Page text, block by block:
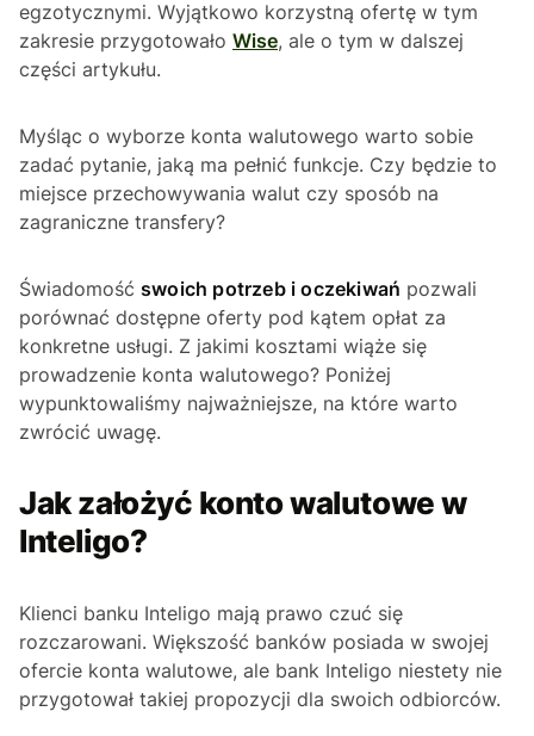
egzotycznymi. Wyjątkowo korzystną ofertę w tym
zakresie przygotowało Wise, ale o tym w dalszej
części artykułu.
Myśląc o wyborze konta walutowego warto sobie
zadać pytanie, jaką ma pełnić funkcje. Czy będzie to
miejsce przechowywania walut czy sposób na
zagraniczne transfery?
Świadomość swoich potrzeb i oczekiwań pozwali
porównać dostępne oferty pod kątem opłat za
konkretne usługi. Z jakimi kosztami wiąże się
prowadzenie konta walutowego? Poniżej
wypunktowaliśmy najważniejsze, na które warto
zwrócić uwagę.
Jak założyć konto walutowe w
Inteligo?
Klienci banku Inteligo mają prawo czuć się
rozczarowani. Większość banków posiada w swojej
ofercie konta walutowe, ale bank Inteligo niestety nie
przygotował takiej propozycji dla swoich odbiorców.